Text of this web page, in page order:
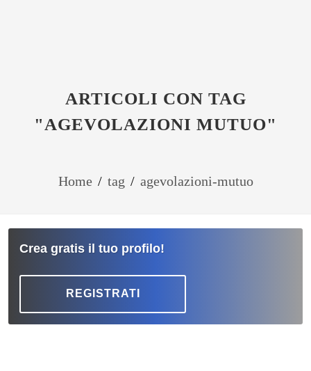
ARTICOLI CON TAG
"AGEVOLAZIONI MUTUO"
Home / tag / agevolazioni-mutuo
Crea gratis il tuo profilo!
REGISTRATI